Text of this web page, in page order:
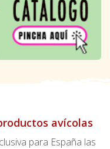
avícolas
para España las